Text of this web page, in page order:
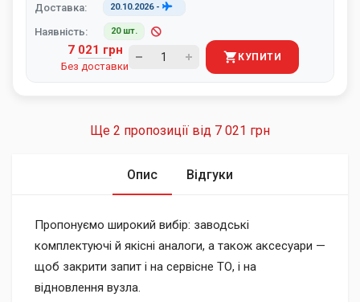
Доставка: 20.10.2026-
Наявність: 20 шт.
7 021 грн
Без доставки
КУПИТИ
Ще 2 пропозиції від 7 021 грн
Опис Відгуки
Пропонуємо широкий вибір: заводські
комплектуючі й якісні аналоги, а також аксесуари —
щоб закрити запит і на сервісне ТО, і на
відновлення вузла.